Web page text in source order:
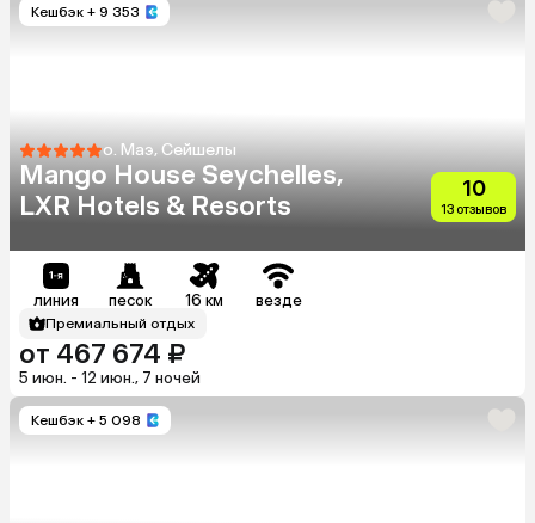
Кешбэк + 9 353
о. Маэ, Сейшелы
Mango House Seychelles,
LXR Hotels & Resorts
10
13 отзывов
линия песок 16 км везде
Премиальный отдых
от 467 674 ₽
5 июн. - 12 июн., 7 ночей
Кешбэк + 5 098